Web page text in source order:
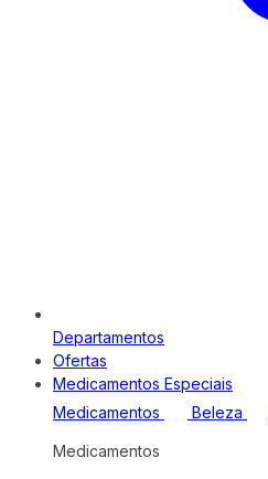
Departamentos
Ofertas
Medicamentos Especiais
Medicamentos
Beleza
Medicamentos